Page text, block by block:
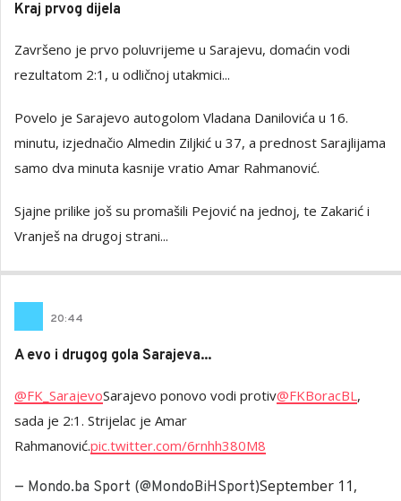
Kraj prvog dijela
Završeno je prvo poluvrijeme u Sarajevu, domaćin vodi
rezultatom 2:1, u odličnoj utakmici...
Povelo je Sarajevo autogolom Vladana Danilovića u 16.
minutu, izjednačio Almedin Ziljkić u 37, a prednost Sarajlijama
samo dva minuta kasnije vratio Amar Rahmanović.
Sjajne prilike još su promašili Pejović na jednoj, te Zakarić i
Vranješ na drugoj strani...
20:44
A evo i drugog gola Sarajeva...
@FK_SarajevoSarajevo ponovo vodi protiv@FKBoracBL,
sada je 2:1. Strijelac je Amar
Rahmanović.pic.twitter.com/6rnhh380M8
— Mondo.ba Sport (@MondoBiHSport)September 11,